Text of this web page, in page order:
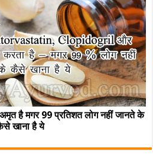
है मगर 99 प्रतिशत लोग नहीं जानते के
खाना है ये